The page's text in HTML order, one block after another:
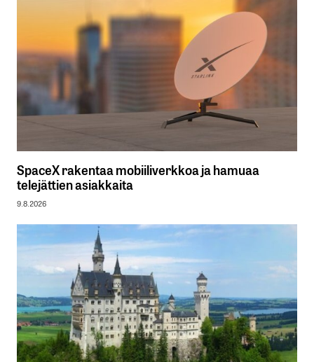
SpaceX rakentaa mobiiliverkkoa ja hamuaa
telejättien asiakkaita
9.8.2026